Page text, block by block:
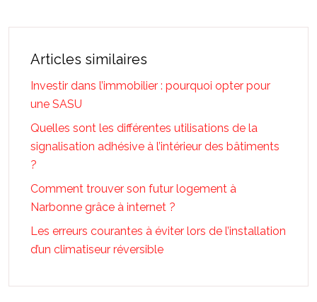
Articles similaires
Investir dans l’immobilier : pourquoi opter pour
une SASU
Quelles sont les différentes utilisations de la
signalisation adhésive à l’intérieur des bâtiments
?
Comment trouver son futur logement à
Narbonne grâce à internet ?
Les erreurs courantes à éviter lors de l’installation
d’un climatiseur réversible